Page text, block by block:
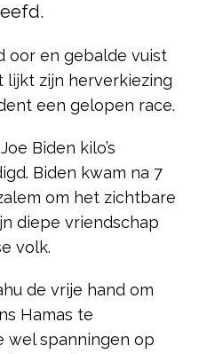
oor en gebalde vuist
lijkt zijn herverkiezing
een gelopen race.
Biden kilo’s
Biden kwam na 7
om het zichtbare
diepe vriendschap
volk.
de vrije hand om
Hamas te
wel spanningen op